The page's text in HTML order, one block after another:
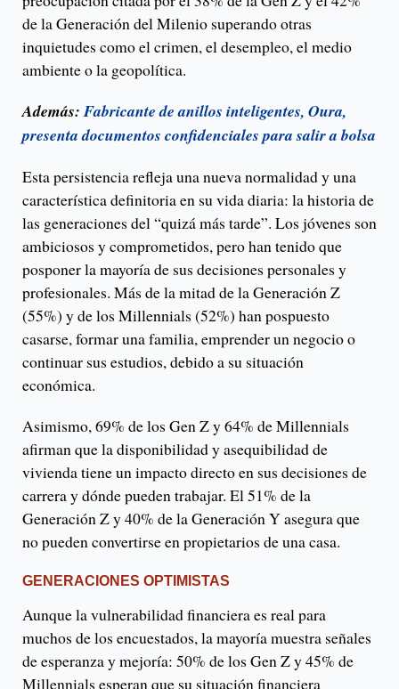
de la Generación del Milenio superando otras
inquietudes como el crimen, el desempleo, el medio
ambiente o la geopolítica.
Además:Fabricante de anillos inteligentes, Oura,
presenta documentos confidenciales para salir a bolsa
Esta persistencia refleja una nueva normalidad y una
característica definitoria en su vida diaria: la historia de
las generaciones del “quizá más tarde”. Los jóvenes son
ambiciosos y comprometidos, pero han tenido que
posponer la mayoría de sus decisiones personales y
profesionales. Más de la mitad de la Generación Z
(55%) y de los Millennials (52%) han pospuesto
casarse, formar una familia, emprender un negocio o
continuar sus estudios, debido a su situación
económica.
Asimismo, 69% de los Gen Z y 64% de Millennials
afirman que la disponibilidad y asequibilidad de
vivienda tiene un impacto directo en sus decisiones de
carrera y dónde pueden trabajar. El 51% de la
Generación Z y 40% de la Generación Y asegura que
no pueden convertirse en propietarios de una casa.
GENERACIONES OPTIMISTAS
Aunque la vulnerabilidad financiera es real para
muchos de los encuestados, la mayoría muestra señales
de esperanza y mejoría: 50% de los Gen Z y 45% de
Millennials esperan que su situación financiera